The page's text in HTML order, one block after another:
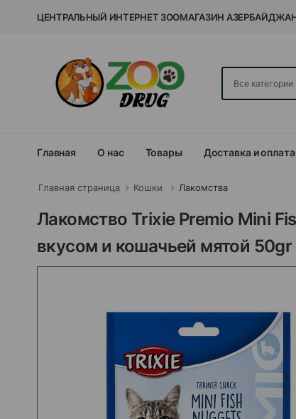
ЦЕНТРАЛЬНЫЙ ИНТЕРНЕТ ЗООМАГАЗИН
Главная О нас Товары Доставка и оплата
Главная страница Кошки Лакомства
Лакомство Trixie Premio Mini
вкусом и кошачьей мятой 50gr